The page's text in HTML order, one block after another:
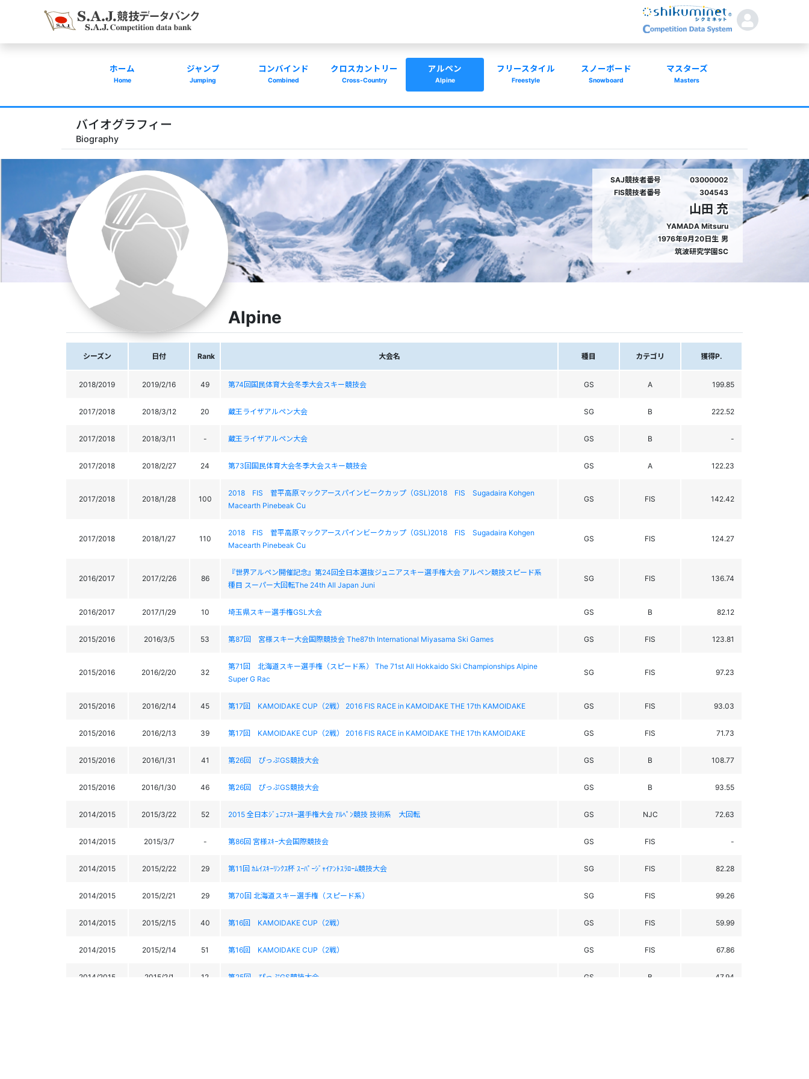
ホーム
Home
ジャンプ
Jumping
コンバインド
Combined
クロスカントリー
Cross-Country
アルペン
Alpine
フリースタイル
Freestyle
スノーボード
Snowboard
マスターズ
Masters
バイオグラフィー
Biography
SAJ競技者番号
03000002
FIS競技者番号
304543
山田 充
YAMADA Mitsuru
1976年9月20日生 男
筑波研究学園SC
Alpine
シーズン 日付 Rank 大会名 種目 カテゴリ 獲得P.
2018/2019 2019/2/16 49 第74回国民体育大会冬季大会スキー競技会 GS A 199.85
2017/2018 2018/3/12 20 蔵王ライザアルペン大会 SG B 222.52
2017/2018 2018/3/11 - 蔵王ライザアルペン大会 GS B -
2017/2018 2018/2/27 24 第73回国民体育大会冬季大会スキー競技会 GS A 122.23
2017/2018 2018/1/28 100
2018 FIS 菅平高原マックアースパインビークカップ（GSL)2018 FIS Sugadaira Kohgen
Macearth Pinebeak Cu
GS FIS 142.42
2017/2018 2018/1/27 110
2018 FIS 菅平高原マックアースパインビークカップ（GSL)2018 FIS Sugadaira Kohgen
Macearth Pinebeak Cu
GS FIS 124.27
2016/2017 2017/2/26 86
『世界アルペン開催記念』第24回全日本選抜ジュニアスキー選手権大会 アルペン競技スピード系
種目 スーパー大回転The 24th All Japan Juni
SG FIS 136.74
2016/2017 2017/1/29 10 埼玉県スキー選手権GSL大会 GS B 82.12
2015/2016 2016/3/5 53 第87回 宮様スキー大会国際競技会 The87th International Miyasama Ski Games GS FIS 123.81
2015/2016 2016/2/20 32
第71回 北海道スキー選手権（スピード系） The 71st All Hokkaido Ski Championships Alpine
Super G Rac
SG FIS 97.23
2015/2016 2016/2/14 45 第17回 KAMOIDAKE CUP（2戦） 2016 FIS RACE in KAMOIDAKE THE 17th KAMOIDAKE GS FIS 93.03
2015/2016 2016/2/13 39 第17回 KAMOIDAKE CUP（2戦） 2016 FIS RACE in KAMOIDAKE THE 17th KAMOIDAKE GS FIS 71.73
2015/2016 2016/1/31 41 第26回 ぴっぷGS競技大会 GS B 108.77
2015/2016 2016/1/30 46 第26回 ぴっぷGS競技大会 GS B 93.55
2014/2015 2015/3/22 52 2015 全日本ｼﾞｭﾆｱｽｷｰ選手権大会 ｱﾙﾍﾟﾝ競技 技術系 大回転 GS NJC 72.63
2014/2015 2015/3/7 - 第86回 宮様ｽｷｰ大会国際競技会 GS FIS -
2014/2015 2015/2/22 29 第11回 ｶﾑｲｽｷｰﾘﾝｸｽ杯 ｽｰﾊﾟｰｼﾞｬｲｱﾝﾄｽﾗﾛｰﾑ競技大会 SG FIS 82.28
2014/2015 2015/2/21 29 第70回 北海道スキー選手権（スピード系） SG FIS 99.26
2014/2015 2015/2/15 40 第16回 KAMOIDAKE CUP（2戦） GS FIS 59.99
2014/2015 2015/2/14 51 第16回 KAMOIDAKE CUP（2戦） GS FIS 67.86
2014/2015 2015/2/1 12 第25回 ぴっぷGS競技大会 GS B 47.94